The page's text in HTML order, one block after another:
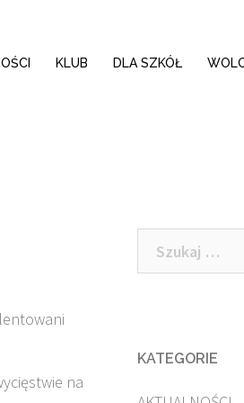
KLUB DLA SZKÓŁ
na
Szukaj:
KATEGORIE